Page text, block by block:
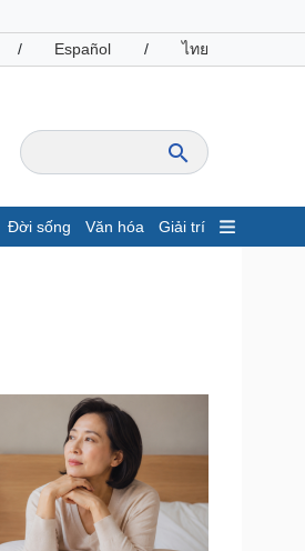
/ Español / ไทย
Đời sống Văn hóa Giải trí
Giá cà phê
Công nghệ
Sành điệu
Tin Công nghệ
Trải nghiệm